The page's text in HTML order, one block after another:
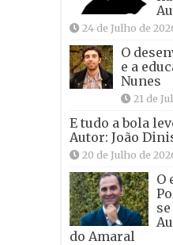
24 de Julho de
O
e a
Nunes
21 de
E tudo a bola
Autor: João
20 de Julho de
O
do Amaral